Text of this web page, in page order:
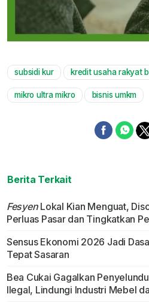
subsidi kur kredit usaha rakyat
mikro ultra mikro bisnis umkm
Berita Terkait
FesyenLokal Kian Menguat,
Perluas Pasar dan Tingkatkan
Sensus Ekonomi 2026 Jadi
Tepat Sasaran
Bea Cukai Gagalkan
Ilegal, Lindungi Industri Mebel